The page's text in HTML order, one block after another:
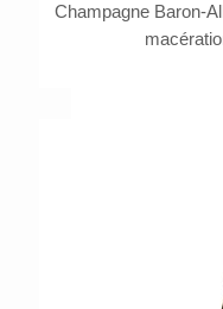
Champagne Baron-